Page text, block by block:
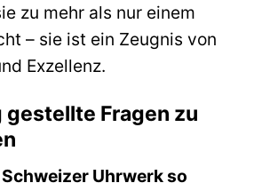
zu mehr als nur einem
– sie ist ein Zeugnis von
Exzellenz.
gestellte Fragen zu
Uhrwerk so